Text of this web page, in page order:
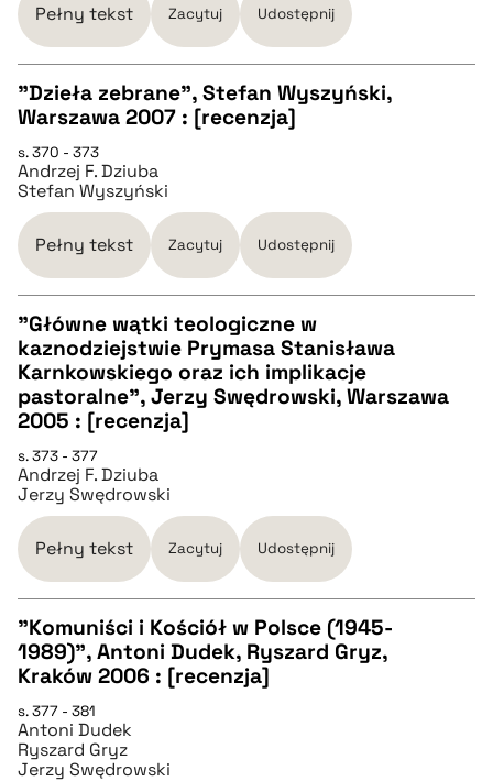
pobierz cytat
Pełny tekst Zacytuj Udostępnij
pobierz cytat
pobierz cytat
"Dzieła zebrane", Stefan Wyszyński,
Warszawa 2007 : [recenzja]
s. 370 - 373
Andrzej F. Dziuba
Stefan Wyszyński
Pełny tekst Zacytuj Udostępnij
CZYSTY TEKST
pobierz cytat
BIBTEX
pobierz cytat
"Główne wątki teologiczne w
kaznodziejstwie Prymasa Stanisława
Karnkowskiego oraz ich implikacje
pastoralne", Jerzy Swędrowski, Warszawa
2005 : [recenzja]
s. 373 - 377
Andrzej F. Dziuba
Jerzy Swędrowski
Pełny tekst Zacytuj Udostępnij
CZYSTY TEKST
pobierz cytat
"Komuniści i Kościół w Polsce (1945-
1989)", Antoni Dudek, Ryszard Gryz,
Kraków 2006 : [recenzja]
s. 377 - 381
Antoni Dudek
Ryszard Gryz
Jerzy Swędrowski